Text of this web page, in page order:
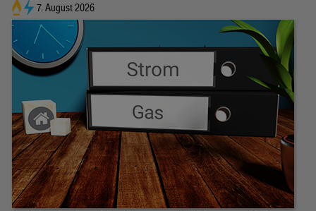
7. August 2026